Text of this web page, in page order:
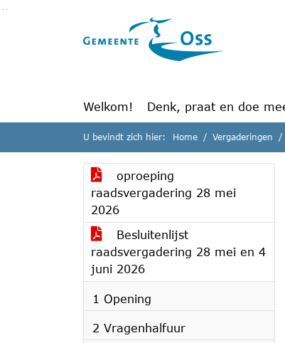
Ga naar de inhoud van deze pagina
Welkom! Denk, praat en doe
U bevindt zich hier: Home Vergaderingen
oproeping
raadsvergadering 28 mei
2026
Besluitenlijst
raadsvergadering 28 mei en 4
juni 2026
1 Opening
2 Vragenhalfuur